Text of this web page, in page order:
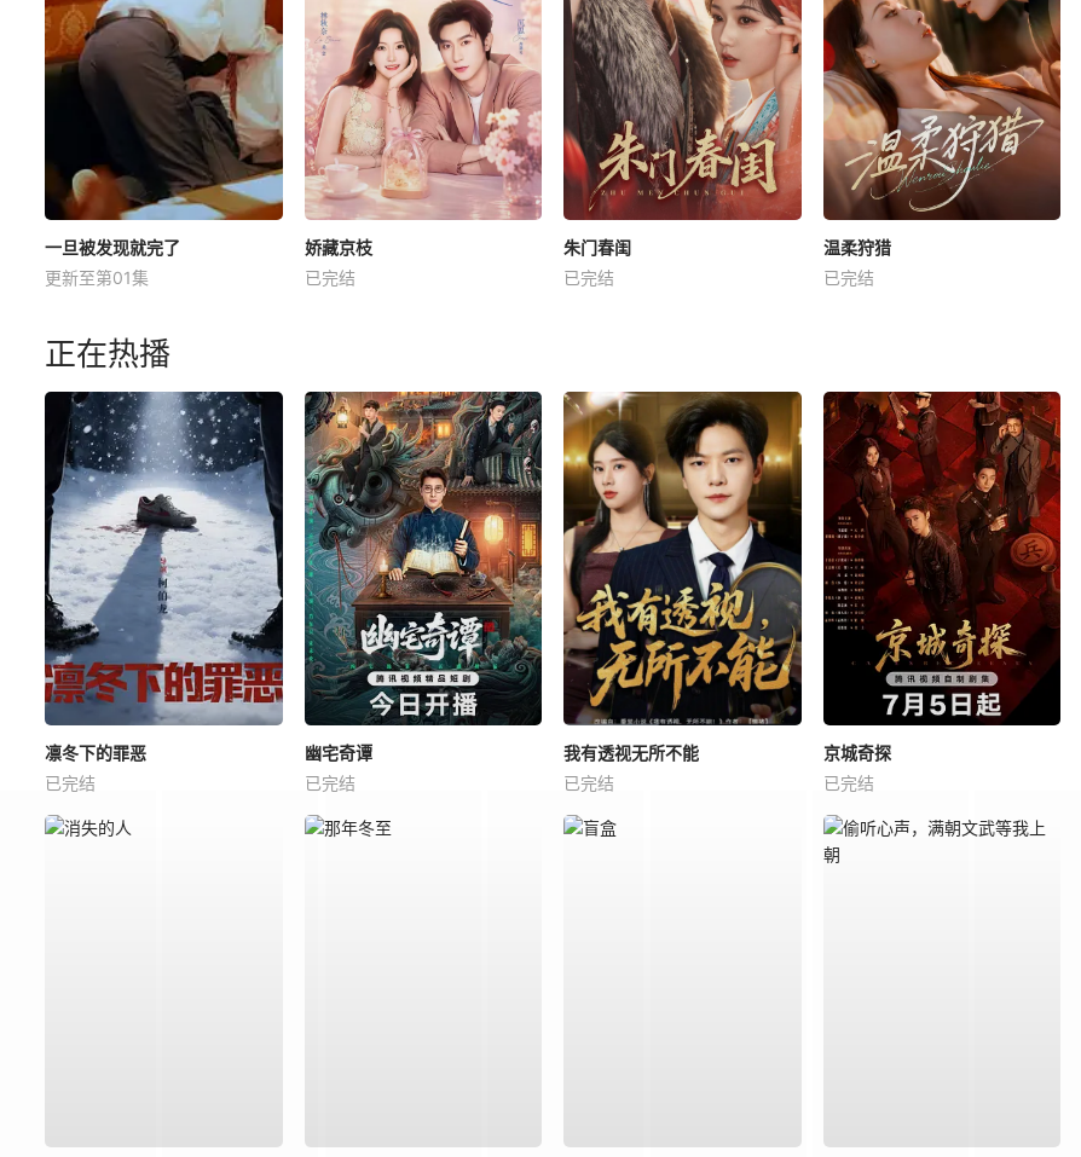
一旦被发现就完了
更新至第01集
娇藏京枝
已完结
朱门春闺
已完结
温柔狩猎
已完结
正在热播
凛冬下的罪恶
已完结
幽宅奇谭
已完结
我有透视无所不能
已完结
京城奇探
已完结